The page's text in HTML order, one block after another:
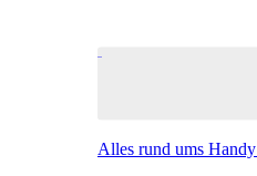
Alles rund ums